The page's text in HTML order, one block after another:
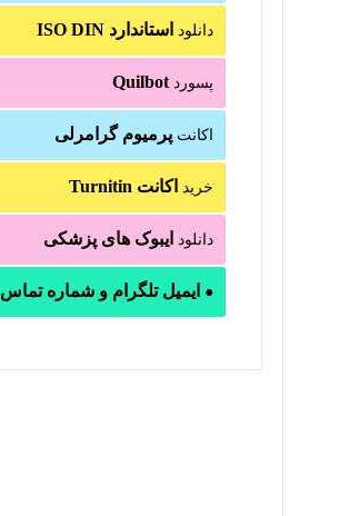
دانلود استاندارد ISO DIN
پسوردQuilbot
اکانتپرمیوم گرامرلی
خرید اکانت Turnitin
دانلود ایبوک های پزشکی
● ایمیل تلگرام و شماره تماس